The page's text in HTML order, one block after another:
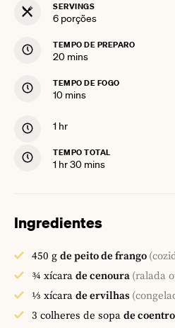
SERVINGS
6 porções
TEMPO DE PREPARO
20minutes
mins
TEMPO DE FOGO
10minutes
mins
1hour
hr
TEMPO TOTAL
1hour
hr30minutes
mins
Ingredientes
450 g de peito de frango
¾ xícara de cenoura (ralada
⅓ xícara de ervilhas
3 colheres de sopa de